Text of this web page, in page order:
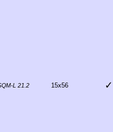
L 21.2 15x56 ✓